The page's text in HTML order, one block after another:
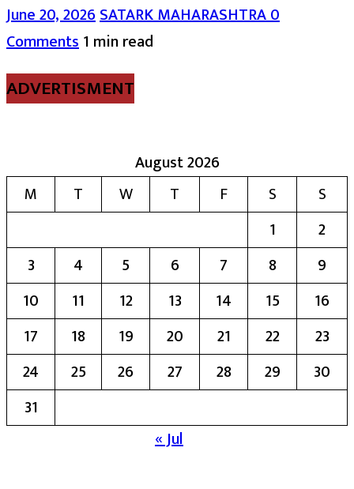
June 20, 2026SATARK MAHARASHTRA0
Comments1 min read
ADVERTISMENT
August 2026
M
T W T F S
S
1
2
3
4 5 6 7 8
9
10
11 12 13 14 15
16
17
18 19 20 21 22
23
24
25 26 27 28 29
30
31
« Jul